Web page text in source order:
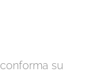
su